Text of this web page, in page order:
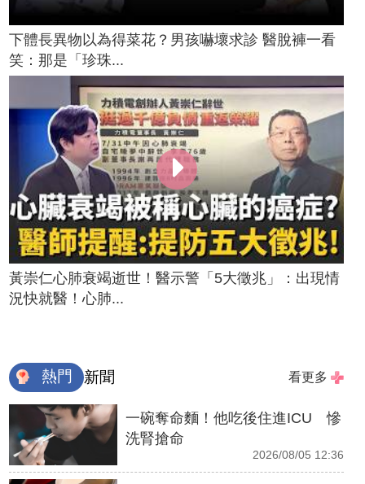
下體長異物以為得菜花？男孩嚇壞求診 醫脫褲一看
笑：那是「珍珠...
黃崇仁心肺衰竭逝世！醫示警「5大徵兆」：出現情
況快就醫！心肺...
熱門 新聞 看更多
一碗奪命麵！他吃後住進ICU 慘
洗腎搶命
2026/08/05 12:36